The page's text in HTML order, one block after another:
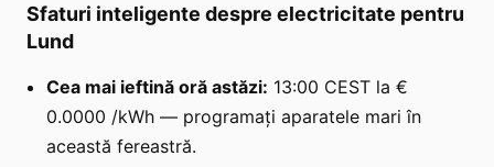
Sfaturi inteligente despre electricitate pentru
Lund
Cea mai ieftină oră astăzi: 13:00 CEST la €
0.0000 /kWh — programați aparatele mari în
această fereastră.